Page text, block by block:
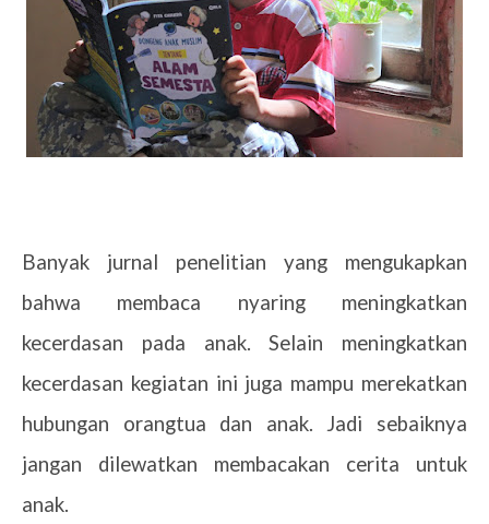
Banyak jurnal penelitian yang mengukapkan
bahwa membaca nyaring meningkatkan
kecerdasan pada anak. Selain meningkatkan
kecerdasan kegiatan ini juga mampu merekatkan
hubungan orangtua dan anak. Jadi sebaiknya
jangan dilewatkan membacakan cerita untuk
anak.